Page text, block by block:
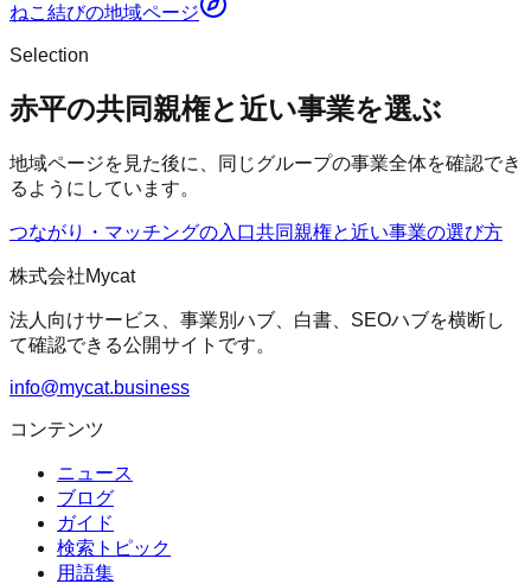
ねこ結びの地域ページ
Selection
赤平の共同親権と近い事業を選ぶ
地域ページを見た後に、同じグループの事業全体を確認でき
るようにしています。
つながり・マッチングの入口共同親権と近い事業の選び方
株式会社Mycat
法人向けサービス、事業別ハブ、白書、SEOハブを横断し
て確認できる公開サイトです。
info@mycat.business
コンテンツ
ニュース
ブログ
ガイド
検索トピック
用語集